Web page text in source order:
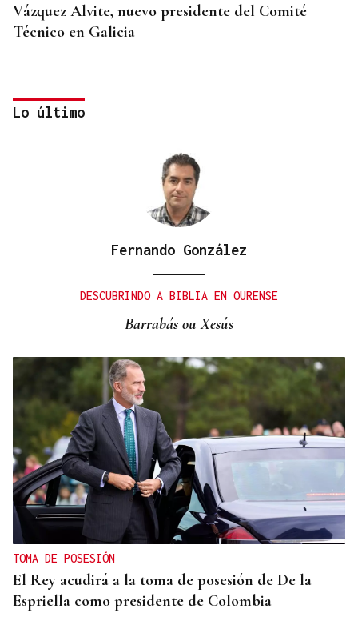
Vázquez Alvite, nuevo presidente del Comité
Técnico en Galicia
Santi Aldama, jugador de la NBA, visita Ourense
Lo último
Fernando González
DESCUBRINDO A BIBLIA EN OURENSE
Barrabás ou Xesús
TOMA DE POSESIÓN
El Rey acudirá a la toma de posesión de De la
Espriella como presidente de Colombia